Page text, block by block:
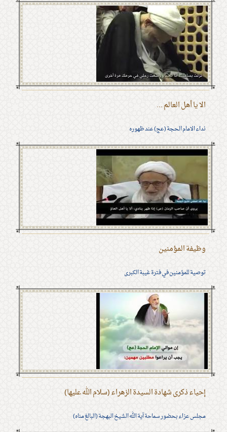
الا يا أهل العالم ...
نداء الامام الحجة (عج) عند ظهوره
وظيفة المؤمنين
توصية للمؤمنين في فترة غيبة الكبرى
إحياء ذكرى شهادة السيدة الزهراء (سلام الله عليها)
مجلس عزاء بحضور سماحة آية الله الشيخ البهجة (البالغ مناه)